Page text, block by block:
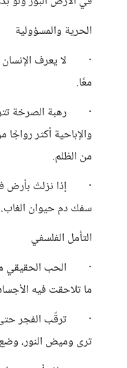
الحرية والمسؤولية
· لا يعرف الإنسان
معًا.
· رهبة الصرخة
والإباحية أكثر
من الظلم.
· إذا نزلتْ بأرض
سفك دم حيوان الغاب.
التأمل الفلسفي
· الحب الحقيقي ما
ما تلاحقت فيه
· ترقّب الفجر حتى
ترى وميض النور،